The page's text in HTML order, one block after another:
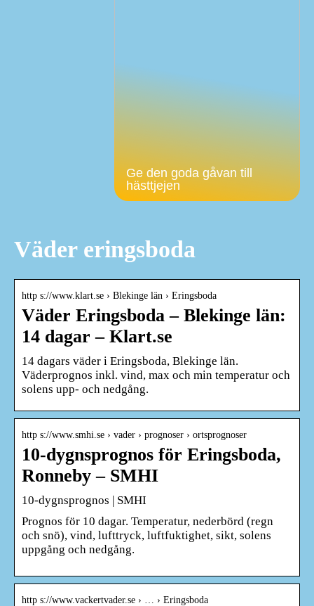
Ge den goda gåvan till
hästtjejen
Väder eringsboda
http s://www.klart.se › Blekinge län › Eringsboda
Väder Eringsboda – Blekinge län:
14 dagar – Klart.se
14 dagars väder i Eringsboda, Blekinge län.
Väderprognos inkl. vind, max och min temperatur och
solens upp- och nedgång.
http s://www.smhi.se › vader › prognoser › ortsprognoser
10-dygnsprognos för Eringsboda,
Ronneby – SMHI
10-dygnsprognos | SMHI
Prognos för 10 dagar. Temperatur, nederbörd (regn
och snö), vind, lufttryck, luftfuktighet, sikt, solens
uppgång och nedgång.
http s://www.vackertvader.se › … › Eringsboda